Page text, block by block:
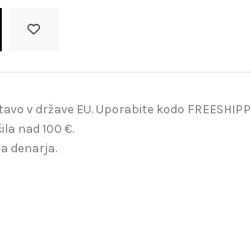
v države EU. Uporabite kodo
nad 100 €.
denarja.